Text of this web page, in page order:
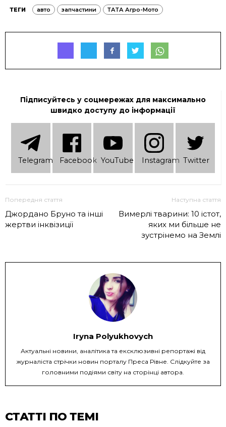
ТЕГИ авто запчастини ТАТА Агро-Мото
Підписуйтесь у соцмережах для максимально
швидко доступу до інформації
Telеgram Facebook YouTube Instagram Twitter
Попередня стаття
Джордано Бруно та інші
жертви інквізиції
Наступна стаття
Вимерлі тварини: 10 істот,
яких ми більше не
зустрінемо на Землі
Iryna Polyukhovych
Актуальні новини, аналітика та ексклюзивні репортажі від
журналіста стрічки новин порталу Преса Рівне. Слідкуйте за
головними подіями світу на сторінці автора.
СТАТТІ ПО ТЕМІ